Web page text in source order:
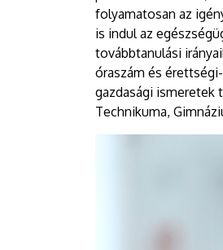
folyamatosan az
is indul az
továbbtanulási
óraszám és
gazdasági ismeretek
Technikuma,